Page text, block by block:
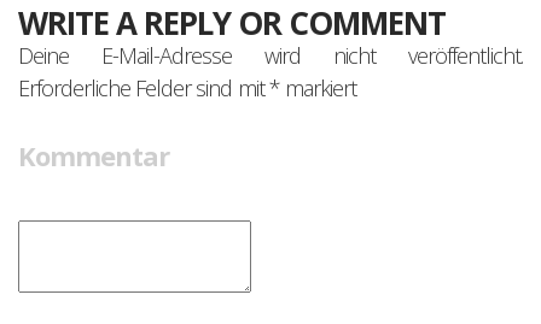
WRITE A REPLY OR COMMENT
Deine E-Mail-Adresse wird nicht veröffentlicht.
Erforderliche Felder sind mit*markiert
Kommentar